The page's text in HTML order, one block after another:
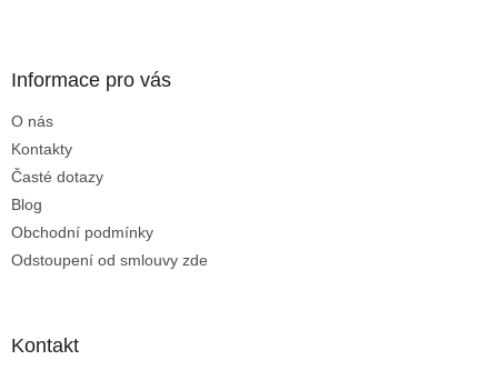
Informace pro vás
O nás
Kontakty
Časté dotazy
Blog
Obchodní podmínky
Odstoupení od smlouvy zde
Kontakt